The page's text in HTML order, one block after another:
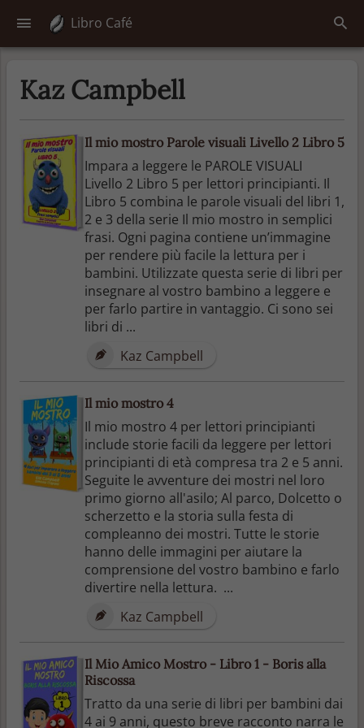
Libro Café
Kaz Campbell
Il mio mostro Parole visuali Livello 2 Libro 5
Impara a leggere le PAROLE VISUALI
Livello 2 Libro 5 per lettori principianti. Il
Libro 5 combina le parole visuali del libri 1,
2 e 3 della serie Il mio mostro in semplici
frasi. Ogni pagina contiene un’immagine
per rendere più facile la lettura per i
bambini. Utilizzate questa serie di libri per
insegnare al vostro bambino a leggere e
per farlo partire in vantaggio. Ci sono sei
libri di ...
Kaz Campbell
Il mio mostro 4
Il mio mostro 4 per lettori principianti
include storie facili da leggere per lettori
principianti di età compresa tra 2 e 5 anni.
Seguite le avventure dei mostri nel loro
primo giorno all'asilo; Al parco, Dolcetto o
scherzetto e la storia sulla festa di
compleanno dei mostri. Tutte le storie
hanno delle immagini per aiutare la
comprensione del vostro bambino e farlo
divertire nella lettura. ...
Kaz Campbell
Il Mio Amico Mostro - Libro 1 - Boris alla
Riscossa
Tratto da una serie di libri per bambini dai
4 ai 9 anni, questo breve racconto narra le